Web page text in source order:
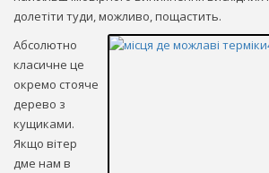
долетіти туди, можливо, пощастить.
Абсолютно
класичне це
окремо стояче
дерево з
кущиками.
Якщо вітер
дме нам в